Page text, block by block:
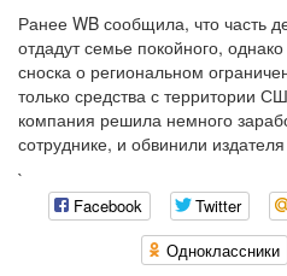
Ранее WB сообщила, что часть
отдадут семье покойного,
сноска о региональном
только средства с территории
компания решила немного
сотруднике, и обвинили
`
Facebook Twitter
Одноклассники